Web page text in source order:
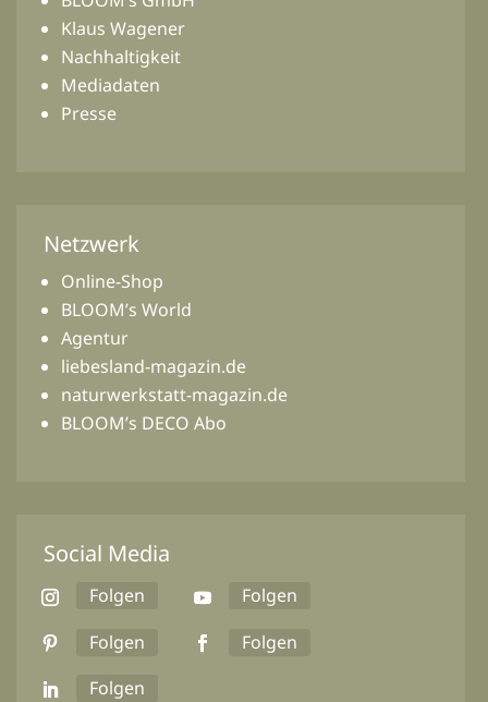
Klaus Wagener
Nachhaltigkeit
Mediadaten
Presse
Netzwerk
Online-Shop
BLOOM’s World
Agentur
liebesland-magazin.de
naturwerkstatt-magazin.de
BLOOM’s DECO Abo
Social Media
Folgen
Folgen
Folgen
Folgen
Folgen